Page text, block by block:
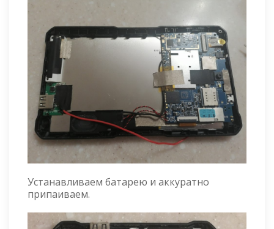
Устанавливаем батарею и аккуратно
припаиваем.